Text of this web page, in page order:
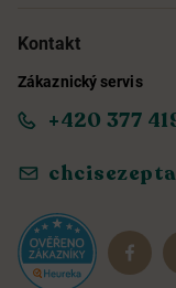
Obchodní podmínky
Reklamace a vrácení
O nás
Informace o
Dárkové sady
Kontakt
Zákaznický servis
+420 377